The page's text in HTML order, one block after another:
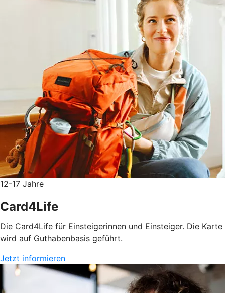
12-17 Jahre
Card4Life
Die Card4Life für Einsteigerinnen und Einsteiger. Die Karte
wird auf Guthabenbasis geführt.
Jetzt informieren